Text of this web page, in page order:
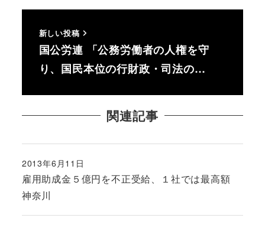
新しい投稿
国公労連 「公務労働者の人権を守
り、国民本位の行財政・司法の…
関連記事
雇用助成金５億円を不正受給、１社では最高額
神奈川
投稿日
2013年6月11日